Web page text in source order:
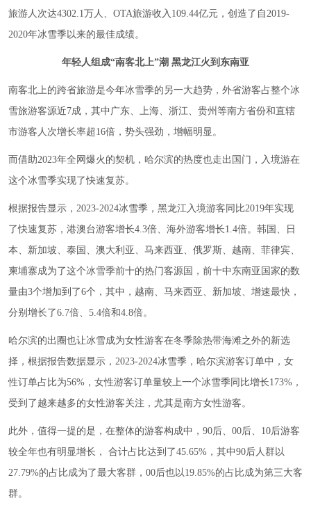
旅游人次达4302.1万人、OTA旅游收入109.44亿元，创造了自2019-
2020年冰雪季以来的最佳成绩。
年轻人组成“南客北上”潮 黑龙江火到东南亚
南客北上的跨省旅游是今年冰雪季的另一大趋势，外省游客占整个冰
雪旅游客源近7成，其中广东、上海、浙江、贵州等南方省份和直辖
市游客人次增长率超16倍，势头强劲，增幅明显。
而借助2023年全网爆火的契机，哈尔滨的热度也走出国门，入境游在
这个冰雪季实现了快速复苏。
根据报告显示，2023-2024冰雪季，黑龙江入境游客同比2019年实现
了快速复苏，港澳台游客增长4.3倍、海外游客增长1.4倍。韩国、日
本、新加坡、泰国、澳大利亚、马来西亚、俄罗斯、越南、菲律宾、
柬埔寨成为了这个冰雪季前十的热门客源国，前十中东南亚国家的数
量由3个增加到了6个，其中，越南、马来西亚、新加坡、增速最快，
分别增长了6.7倍、5.4倍和4.8倍。
哈尔滨的出圈也让冰雪成为女性游客在冬季除热带海滩之外的新选
择，根据报告数据显示，2023-2024冰雪季，哈尔滨游客订单中，女
性订单占比为56%，女性游客订单量较上一个冰雪季同比增长173%，
受到了越来越多的女性游客关注，尤其是南方女性游客。
此外，值得一提的是，在整体的游客构成中，90后、00后、10后游客
较全年也有明显增长， 合计占比达到了45.65%，其中90后人群以
27.79%的占比成为了最大客群，00后也以19.85%的占比成为第三大客
群。